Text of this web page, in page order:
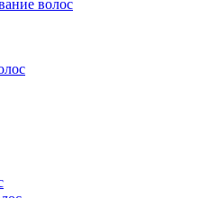
волос